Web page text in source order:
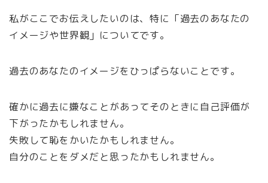
私がここでお伝えしたいのは、特に「過去のあなたの
イメージや世界観」についてです。
過去のあなたのイメージをひっぱらないことです。
確かに過去に嫌なことがあってそのときに自己評価が
下がったかもしれません。
失敗して恥をかいたかもしれません。
自分のことをダメだと思ったかもしれません。